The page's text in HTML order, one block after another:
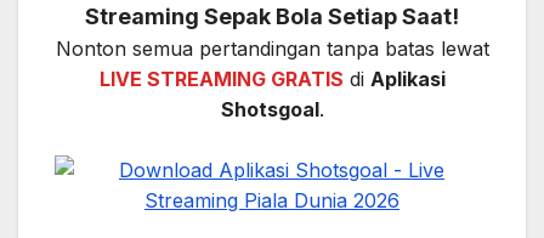
Streaming Sepak Bola Setiap Saat!
Nonton semua pertandingan tanpa batas lewat
LIVE STREAMING GRATIS di Aplikasi
Shotsgoal.